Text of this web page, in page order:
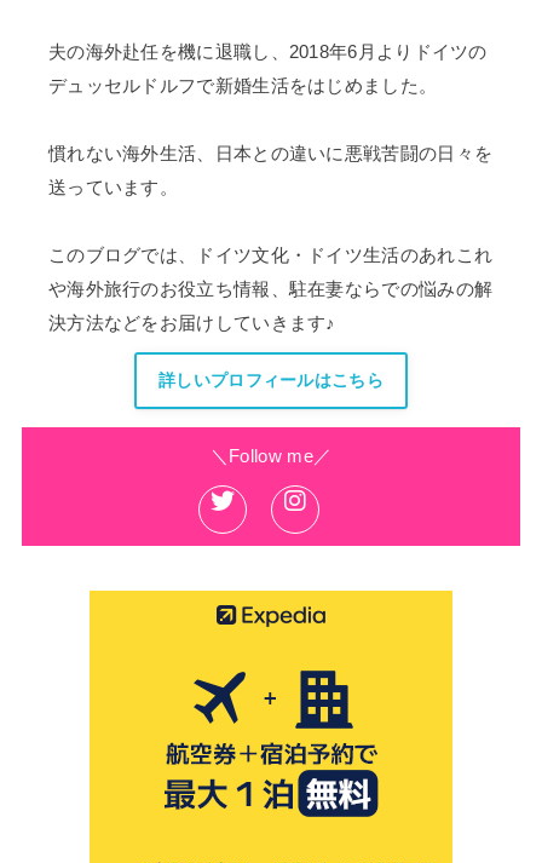
夫の海外赴任を機に退職し、2018年6月よりドイツの
デュッセルドルフで新婚生活をはじめました。
慣れない海外生活、日本との違いに悪戦苦闘の日々を
送っています。
このブログでは、ドイツ文化・ドイツ生活のあれこれ
や海外旅行のお役立ち情報、駐在妻ならでの悩みの解
決方法などをお届けしていきます♪
詳しいプロフィールはこちら
＼Follow me／